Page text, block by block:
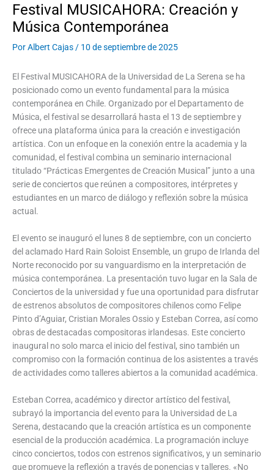
Festival MUSICAHORA: Creación y
Música Contemporánea
PorAlbert Cajas / 10 de septiembre de 2025
El Festival MUSICAHORA de la Universidad de La Serena se ha
posicionado como un evento fundamental para la música
contemporánea en Chile. Organizado por el Departamento de
Música, el festival se desarrollará hasta el 13 de septiembre y
ofrece una plataforma única para la creación e investigación
artística. Con un enfoque en la conexión entre la academia y la
comunidad, el festival combina un seminario internacional
titulado “Prácticas Emergentes de Creación Musical” junto a una
serie de conciertos que reúnen a compositores, intérpretes y
estudiantes en un marco de diálogo y reflexión sobre la música
actual.
El evento se inauguró el lunes 8 de septiembre, con un concierto
del aclamado Hard Rain Soloist Ensemble, un grupo de Irlanda del
Norte reconocido por su vanguardismo en la interpretación de
música contemporánea. La presentación tuvo lugar en la Sala de
Conciertos de la universidad y fue una oportunidad para disfrutar
de estrenos absolutos de compositores chilenos como Felipe
Pinto d’Aguiar, Cristian Morales Ossio y Esteban Correa, así como
obras de destacadas compositoras irlandesas. Este concierto
inaugural no solo marca el inicio del festival, sino también un
compromiso con la formación continua de los asistentes a través
de actividades como talleres abiertos a la comunidad académica.
Esteban Correa, académico y director artístico del festival,
subrayó la importancia del evento para la Universidad de La
Serena, destacando que la creación artística es un componente
esencial de la producción académica. La programación incluye
cinco conciertos, todos con estrenos significativos, y un seminario
que promueve la reflexión a través de ponencias y talleres. «No